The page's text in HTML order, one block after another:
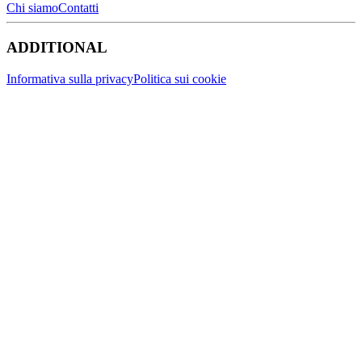
Chi siamoContatti
ADDITIONAL
Informativa sulla privacyPolitica sui cookie